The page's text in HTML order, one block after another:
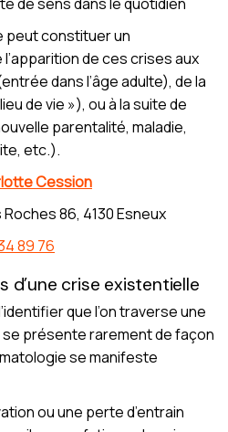
peut constituer un
de ces crises aux
dans l’âge adulte), de la
de vie »), ou à la suite de
parentalité, maladie,
etc.).
Cession
86, 4130 Esneux
89 76
d’une crise existentielle
que l’on traverse une
présente rarement de façon
se manifeste
ou une perte d’entrain